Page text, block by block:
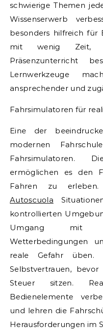
schwierige Themen
Wissenserwerb
besonders hilfreich für
mit wenig Zeit,
Präsenzunterricht
Lernwerkzeuge
ansprechender und
Fahrsimulatoren für
Eine der
modernen
Fahrsimulatoren.
ermöglichen es den
Fahren zu
Autoscuola
kontrollierten
Umgang mit
Wetterbedingungen
reale Gefahr üben.
Selbstvertrauen,
Steuer sitzen.
Bedienelemente
und lehren die
Herausforderungen im